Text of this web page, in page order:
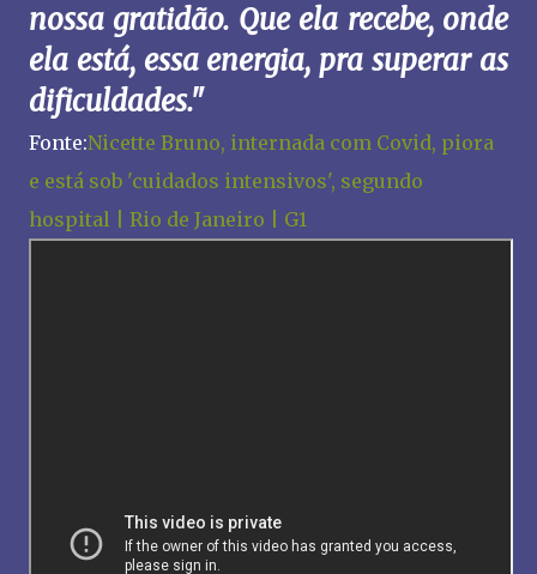
nossa gratidão. Que ela recebe, onde
ela está, essa energia, pra superar as
dificuldades."
Fonte:Nicette Bruno, internada com Covid, piora
e está sob 'cuidados intensivos', segundo
hospital | Rio de Janeiro | G1